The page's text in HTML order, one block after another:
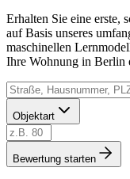
Erhalten Sie eine erste,
auf Basis unseres
maschinellen
Ihre Wohnung in Berlin
Objektart
Bewertung starten